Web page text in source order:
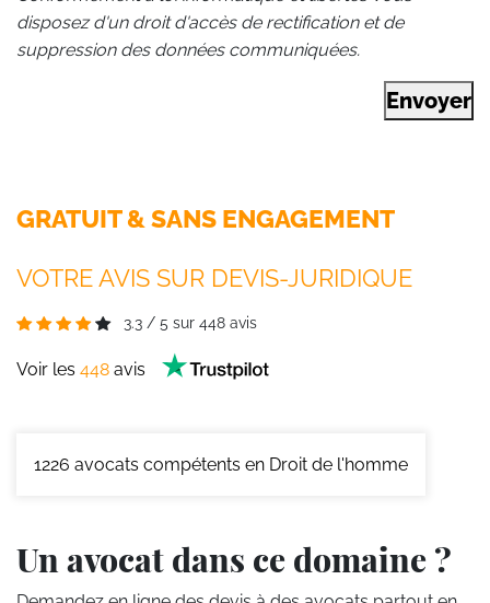
disposez d'un droit d'accès de rectification et de
suppression des données communiquées.
Envoyer
GRATUIT & SANS ENGAGEMENT
VOTRE AVIS SUR DEVIS-JURIDIQUE
3.3 / 5 sur 448 avis
Voir les 448 avis
1226 avocats compétents en Droit de l'homme
Un avocat dans ce domaine ?